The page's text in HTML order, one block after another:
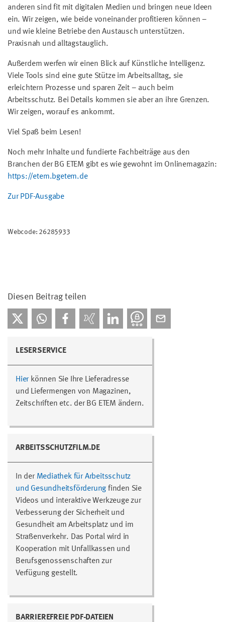
anderen sind fit mit digitalen Medien und bringen neue Ideen
ein. Wir zeigen, wie beide voneinander profitieren können –
und wie kleine Betriebe den Austausch unterstützen.
Praxisnah und alltagstauglich.
Außerdem werfen wir einen Blick auf Künstliche Intelligenz.
Viele Tools sind eine gute Stütze im Arbeitsalltag, sie
erleichtern Prozesse und sparen Zeit – auch beim
Arbeitsschutz. Bei Details kommen sie aber an ihre Grenzen.
Wir zeigen, worauf es ankommt.
Viel Spaß beim Lesen!
Noch mehr Inhalte und fundierte Fachbeiträge aus den
Branchen der BG ETEM gibt es wie gewohnt im Onlinemagazin:
https://etem.bgetem.de
Zur PDF-Ausgabe
Webcode: 26285933
Diesen Beitrag teilen
LESERSERVICE
Hier können Sie Ihre Lieferadresse
und Liefermengen von Magazinen,
Zeitschriften etc. der BG ETEM ändern.
ARBEITSSCHUTZFILM.DE
In der Mediathek für Arbeitsschutz
und Gesundheitsförderung finden Sie
Videos und interaktive Werkzeuge zur
Verbesserung der Sicherheit und
Gesundheit am Arbeitsplatz und im
Straßenverkehr. Das Portal wird in
Kooperation mit Unfallkassen und
Berufsgenossenschaften zur
Verfügung gestellt.
BARRIEREFREIE PDF-DATEIEN